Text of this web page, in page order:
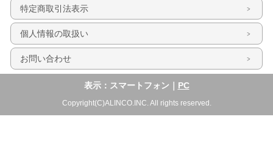
特定商取引法表示
個人情報の取扱い
お問い合わせ
表示：スマートフォン｜ PC
Copyright(C)ALINCO.INC. All rights reserved.